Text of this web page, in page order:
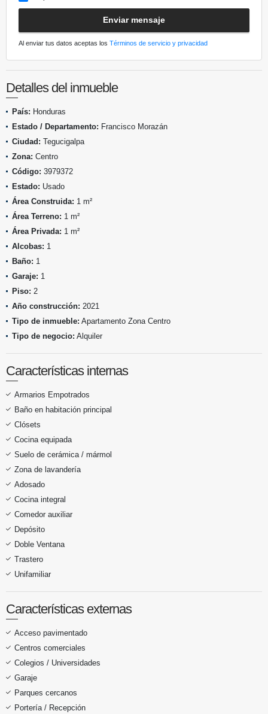
Enviar mensaje
Al enviar tus datos aceptas los Términos de servicio y privacidad
Detalles del inmueble
País: Honduras
Estado / Departamento: Francisco Morazán
Ciudad: Tegucigalpa
Zona: Centro
Código: 3979372
Estado: Usado
Área Construida: 1 m²
Área Terreno: 1 m²
Área Privada: 1 m²
Alcobas: 1
Baño: 1
Garaje: 1
Piso: 2
Año construcción: 2021
Tipo de inmueble: Apartamento Zona Centro
Tipo de negocio: Alquiler
Características internas
Armarios Empotrados
Baño en habitación principal
Clósets
Cocina equipada
Suelo de cerámica / mármol
Zona de lavandería
Adosado
Cocina integral
Comedor auxiliar
Depósito
Doble Ventana
Trastero
Unifamiliar
Características externas
Acceso pavimentado
Centros comerciales
Colegios / Universidades
Garaje
Parques cercanos
Portería / Recepción